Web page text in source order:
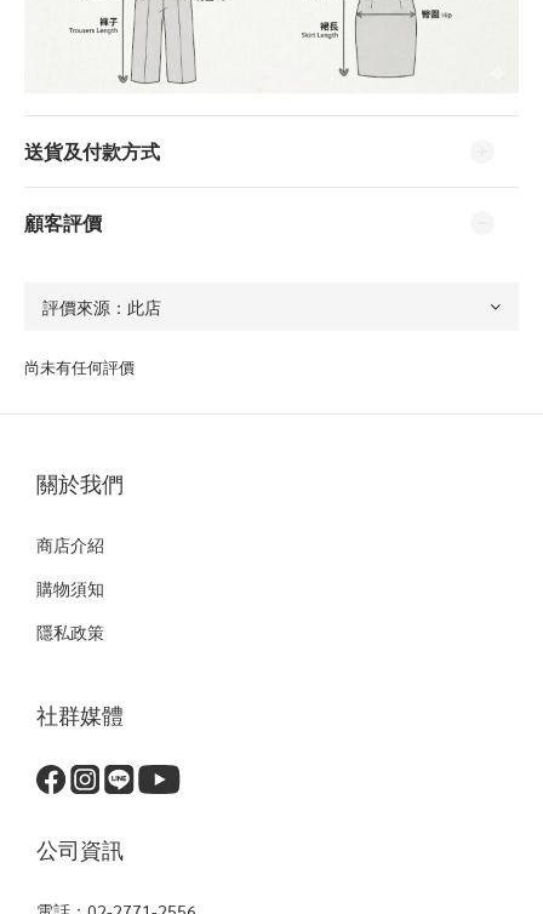
送貨及付款方式
顧客評價
尚未有任何評價
關於我們
商店介紹
購物須知
隱私政策
社群媒體
公司資訊